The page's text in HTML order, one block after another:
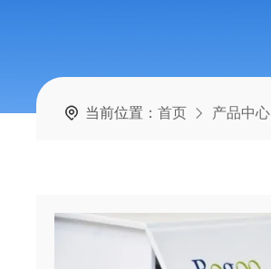
当前位置：首页 产品中心